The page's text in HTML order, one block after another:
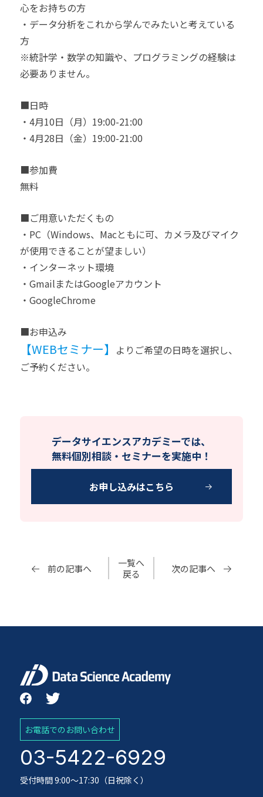
心をお持ちの方
・データ分析をこれから学んでみたいと考えている
方
※統計学・数学の知識や、プログラミングの経験は
必要ありません。
■日時
・4月10日（月）19:00-21:00
・4月28日（金）19:00-21:00
■参加費
無料
■ご用意いただくもの
・PC（Windows、Macともに可、カメラ及びマイク
が使用できることが望ましい）
・インターネット環境
・GmailまたはGoogleアカウント
・GoogleChrome
■お申込み
【WEBセミナー】
よりご希望の日時を選択し、
ご予約ください。
データサイエンスアカデミーでは、
無料個別相談・セミナーを実施中！
お申し込みはこちら
前の記事へ
一覧へ
戻る
次の記事へ
お電話でのお問い合わせ
03-5422-6929
受付時間 9:00～17:30（日祝除く）